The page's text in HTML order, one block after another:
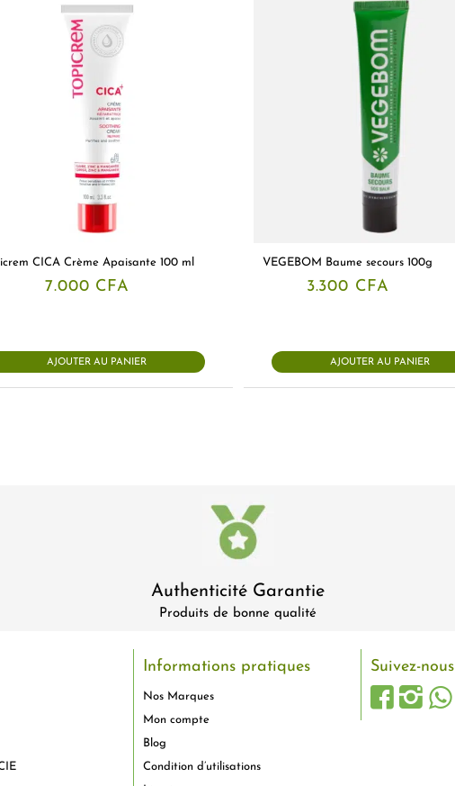
CICA Crème Apaisante 100 ml
7.000 CFA
AJOUTER AU PANIER
VEGEBOM Baume secours 100g
3.300 CFA
AJOUTER AU PANIER
Authenticité Garantie
Produits de bonne qualité
Informations pratiques
Nos Marques
Mon compte
Blog
Condition d’utilisations
Suivez-nous